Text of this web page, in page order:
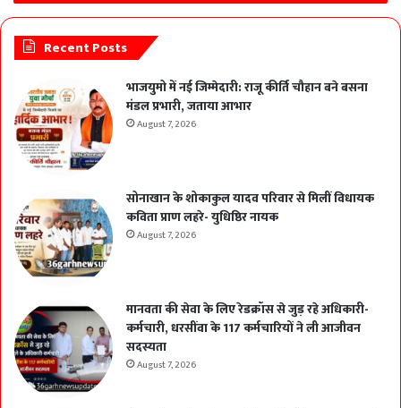
Recent Posts
भाजयुमो में नई जिम्मेदारी: राजू कीर्ति चौहान बने बसना
मंडल प्रभारी, जताया आभार
August 7, 2026
सोनाखान के शोकाकुल यादव परिवार से मिलीं विधायक
कविता प्राण लहरे- युधिष्ठिर नायक
August 7, 2026
मानवता की सेवा के लिए रेडक्रॉस से जुड़ रहे अधिकारी-
कर्मचारी, धरसींवा के 117 कर्मचारियों ने ली आजीवन
सदस्यता
August 7, 2026